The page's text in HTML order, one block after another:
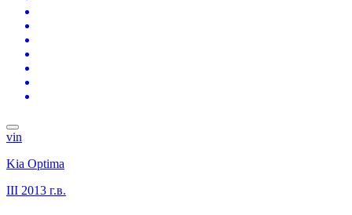
vin
Kia Optima
III 2013 г.в.